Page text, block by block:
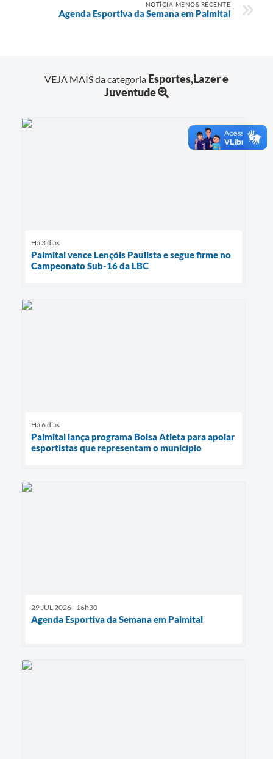
NOTÍCIA MENOS RECENTE
Agenda Esportiva da Semana em Palmital
VEJA MAIS da categoria Esportes,Lazer e
Juventude
Há 3 dias
Palmital vence Lençóis Paulista e segue firme no
Campeonato Sub-16 da LBC
Há 6 dias
Palmital lança programa Bolsa Atleta para apoiar
esportistas que representam o município
29 JUL 2026 - 16h30
Agenda Esportiva da Semana em Palmital